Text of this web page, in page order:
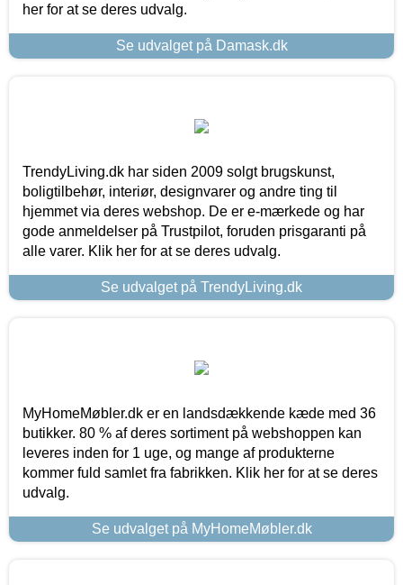
her for at se deres udvalg.
Se udvalget på Damask.dk
TrendyLiving.dk har siden 2009 solgt brugskunst,
boligtilbehør, interiør, designvarer og andre ting til
hjemmet via deres webshop. De er e-mærkede og har
gode anmeldelser på Trustpilot, foruden prisgaranti på
alle varer. Klik her for at se deres udvalg.
Se udvalget på TrendyLiving.dk
MyHomeMøbler.dk er en landsdækkende kæde med 36
butikker. 80 % af deres sortiment på webshoppen kan
leveres inden for 1 uge, og mange af produkterne
kommer fuld samlet fra fabrikken. Klik her for at se deres
udvalg.
Se udvalget på MyHomeMøbler.dk